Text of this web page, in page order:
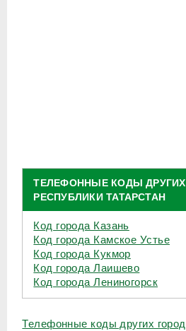
ТЕЛЕФОННЫЕ КОДЫ
РЕСПУБЛИКИ ТАТАРСТАН
Код города Казань
Код города Камское Устье
Код города Кукмор
Код города Лаишево
Код города Лениногорск
Телефонные коды других